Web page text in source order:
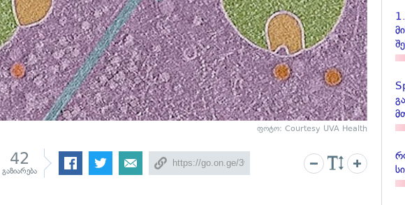
ფოტო: Courtesy UVA Health
42
გაზიარება